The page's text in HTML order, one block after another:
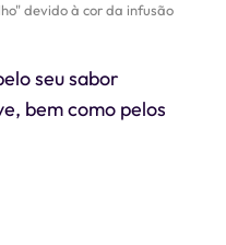
devido à cor da infusão
seu sabor
bem como pelos